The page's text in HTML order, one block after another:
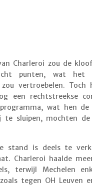
Charleroi zou de
punten, wat het
vertroebelen. Toch
een rechtstreekse
wat hen
te sluipen, mochten de
stand is deels te
Charleroi haalde
terwijl Mechelen
tegen OH Leuven